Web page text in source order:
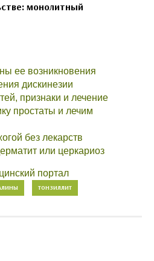
монолитный
ее возникновения
дискинезии
признаки и лечение
простаты и лечим
без лекарств
или церкариоз
портал
ТОНЗИЛЛИТ